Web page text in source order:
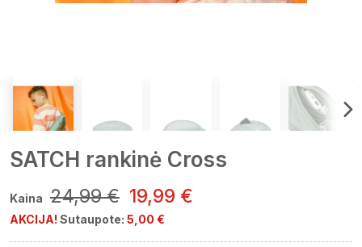
SATCH rankinė Cross
Kaina 24,99 € 19,99 €
AKCIJA! Sutaupote: 5,00 €